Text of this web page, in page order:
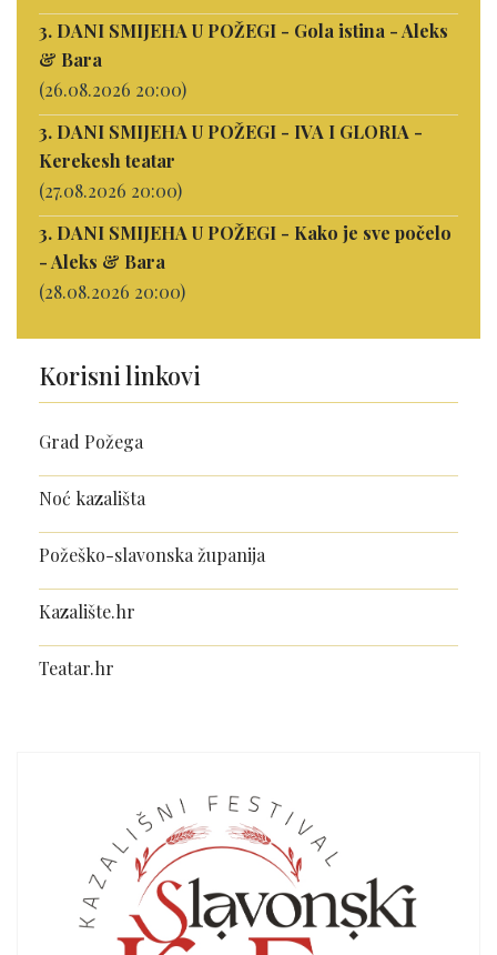
3. DANI SMIJEHA U POŽEGI - Gola istina - Aleks
& Bara
(26.08.2026 20:00)
3. DANI SMIJEHA U POŽEGI - IVA I GLORIA -
Kerekesh teatar
(27.08.2026 20:00)
3. DANI SMIJEHA U POŽEGI - Kako je sve počelo
- Aleks & Bara
(28.08.2026 20:00)
Korisni linkovi
Grad Požega
Noć kazališta
Požeško-slavonska županija
Kazalište.hr
Teatar.hr